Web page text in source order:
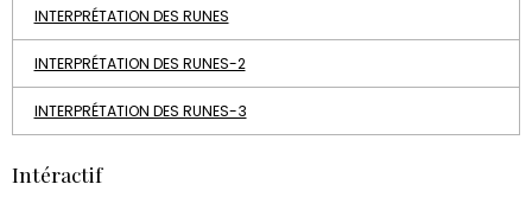
INTERPRÉTATION DES RUNES
INTERPRÉTATION DES RUNES-2
INTERPRÉTATION DES RUNES-3
Intéractif